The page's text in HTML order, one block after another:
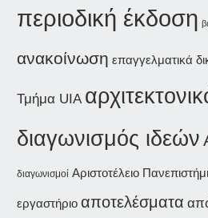
περιοδική έκδοση
ανακοίνωση επαγγελματικά
Τμήμα UIA
διαγωνισμός ιδεών
διαγωνισμοί Αριστοτέλειο
εργαστήριο αποτελέσματα